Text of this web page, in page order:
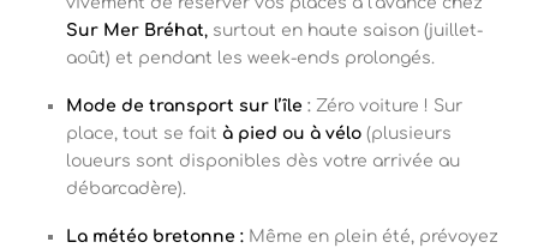
Sur Mer Bréhat, surtout en haute saison (juillet-
août) et pendant les week-ends prolongés.
Mode de transport sur l’île : Zéro voiture ! Sur
place, tout se fait à pied ou à vélo (plusieurs
loueurs sont disponibles dès votre arrivée au
débarcadère).
La météo bretonne : Même en plein été, prévoyez